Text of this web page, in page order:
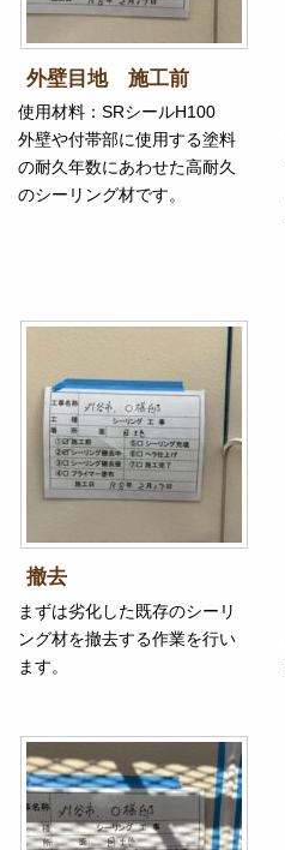
外壁目地 施工前
使用材料：SRシールH100
外壁や付帯部に使用する塗料
の耐久年数にあわせた高耐久
のシーリング材です。
撤去
まずは劣化した既存のシーリ
ング材を撤去する作業を行い
ます。